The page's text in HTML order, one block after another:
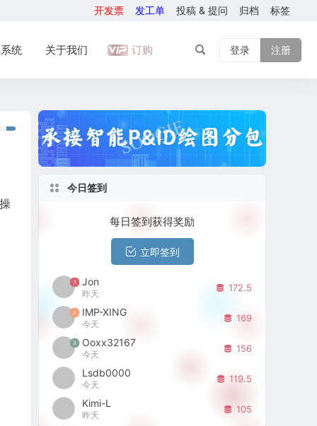
开发票 发工单 投稿 & 提问 归档 标签
统 关于我们 订购 登录 注册
今日签到
每日签到获得奖励
立即签到
1 Jon
昨天
172.5
2 IMP-XING
今天
169
3 Ooxx32167
今天
156
Lsdb0000
今天
119.5
Kimi-L
昨天
105